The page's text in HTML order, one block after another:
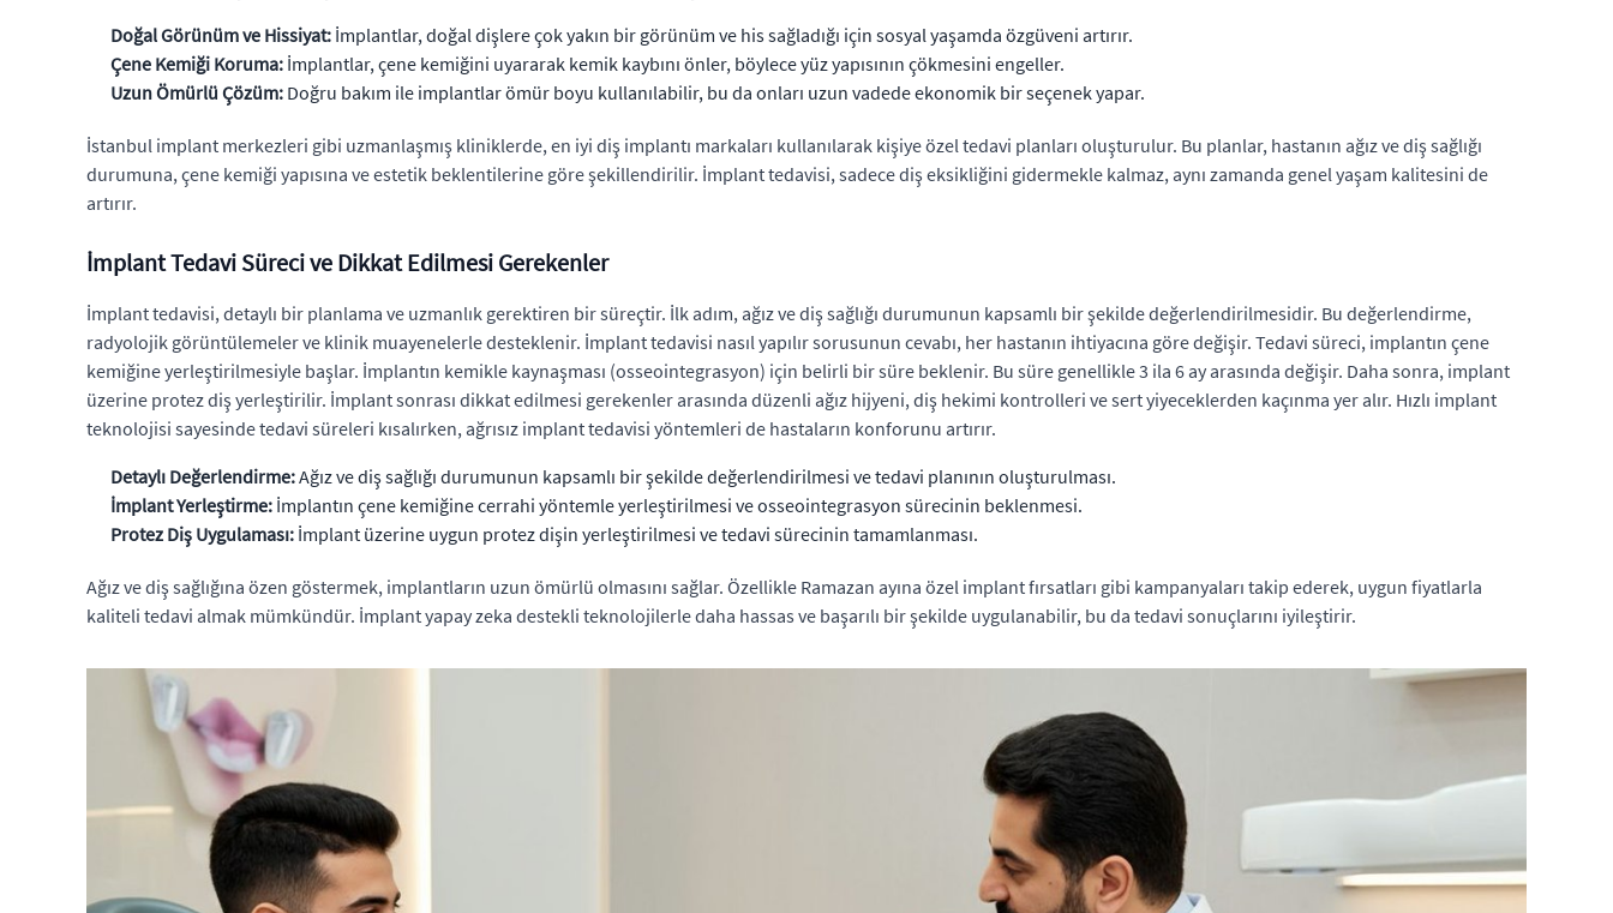
Doğal Görünüm ve Hissiyat: İmplantlar, doğal dişlere çok yakın bir görünüm ve his sağladığı için sosyal yaşamda özgüveni artırır.
Çene Kemiği Koruma: İmplantlar, çene kemiğini uyararak kemik kaybını önler, böylece yüz yapısının çökmesini engeller.
Uzun Ömürlü Çözüm: Doğru bakım ile implantlar ömür boyu kullanılabilir, bu da onları uzun vadede ekonomik bir seçenek yapar.
İstanbul implant merkezleri gibi uzmanlaşmış kliniklerde, en iyi diş implantı markaları kullanılarak kişiye özel tedavi planları oluşturulur. Bu planlar, hastanın ağız ve diş sağlığı
durumuna, çene kemiği yapısına ve estetik beklentilerine göre şekillendirilir. İmplant tedavisi, sadece diş eksikliğini gidermekle kalmaz, aynı zamanda genel yaşam kalitesini de
artırır.
İmplant Tedavi Süreci ve Dikkat Edilmesi Gerekenler
İmplant tedavisi, detaylı bir planlama ve uzmanlık gerektiren bir süreçtir. İlk adım, ağız ve diş sağlığı durumunun kapsamlı bir şekilde değerlendirilmesidir. Bu değerlendirme,
radyolojik görüntülemeler ve klinik muayenelerle desteklenir. İmplant tedavisi nasıl yapılır sorusunun cevabı, her hastanın ihtiyacına göre değişir. Tedavi süreci, implantın çene
kemiğine yerleştirilmesiyle başlar. İmplantın kemikle kaynaşması (osseointegrasyon) için belirli bir süre beklenir. Bu süre genellikle 3 ila 6 ay arasında değişir. Daha sonra, implant
üzerine protez diş yerleştirilir. İmplant sonrası dikkat edilmesi gerekenler arasında düzenli ağız hijyeni, diş hekimi kontrolleri ve sert yiyeceklerden kaçınma yer alır. Hızlı implant
teknolojisi sayesinde tedavi süreleri kısalırken, ağrısız implant tedavisi yöntemleri de hastaların konforunu artırır.
Detaylı Değerlendirme:Ağız ve diş sağlığı durumunun kapsamlı bir şekilde değerlendirilmesi ve tedavi planının oluşturulması.
İmplant Yerleştirme: İmplantın çene kemiğine cerrahi yöntemle yerleştirilmesi ve osseointegrasyon sürecinin beklenmesi.
Protez Diş Uygulaması: İmplant üzerine uygun protez dişin yerleştirilmesi ve tedavi sürecinin tamamlanması.
Ağız ve diş sağlığına özen göstermek, implantların uzun ömürlü olmasını sağlar. Özellikle Ramazan ayına özel implant fırsatları gibi kampanyaları takip ederek, uygun fiyatlarla
kaliteli tedavi almak mümkündür. İmplant yapay zeka destekli teknolojilerle daha hassas ve başarılı bir şekilde uygulanabilir, bu da tedavi sonuçlarını iyileştirir.